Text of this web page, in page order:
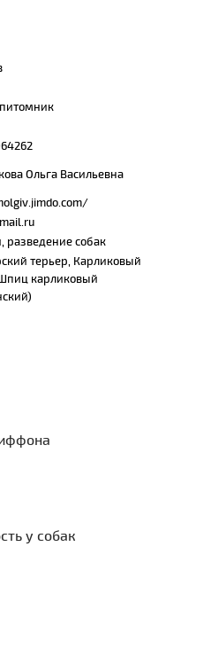
Ольга Васильевна
разведение собак
терьер, Карликовый
карликовый
у собак